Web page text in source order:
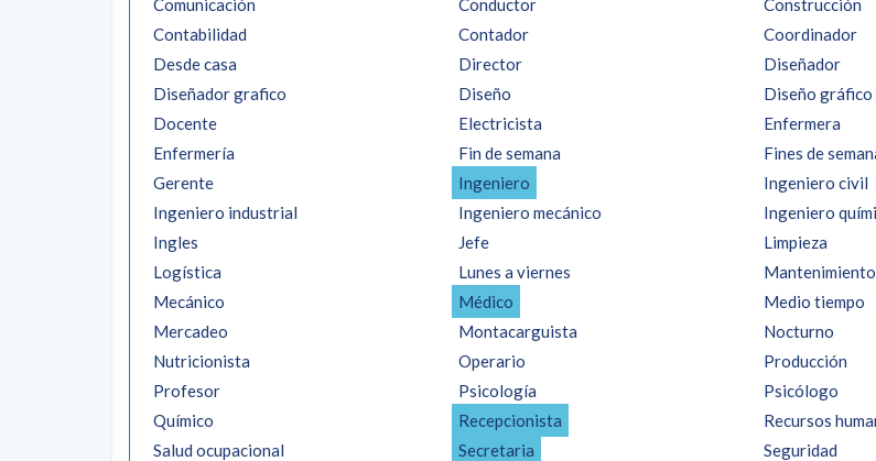
Comunicación
Conductor
Construcción
Contabilidad
Contador
Coordinador
Desde casa
Director
Diseñador
Diseñador grafico
Diseño
Diseño gráfico
Docente
Electricista
Enfermera
Enfermería
Fin de semana
Fines de
Gerente
Ingeniero
Ingeniero civil
Ingeniero industrial
Ingeniero mecánico
Ingeniero
Ingles
Jefe
Limpieza
Logística
Lunes a viernes
Mantenimiento
Mecánico
Médico
Medio tiempo
Mercadeo
Montacarguista
Nocturno
Nutricionista
Operario
Producción
Profesor
Psicología
Psicólogo
Químico
Recepcionista
Recursos
Salud ocupacional
Secretaria
Seguridad